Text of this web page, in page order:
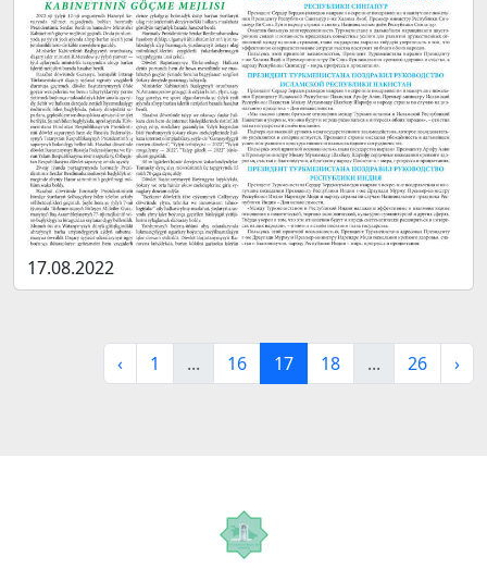
17.08.2022
‹ 1 ... 16 17 18 ... 26 ›